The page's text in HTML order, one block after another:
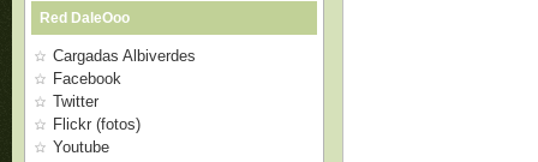
Red DaleOoo
Cargadas Albiverdes
Facebook
Twitter
Flickr (fotos)
Youtube